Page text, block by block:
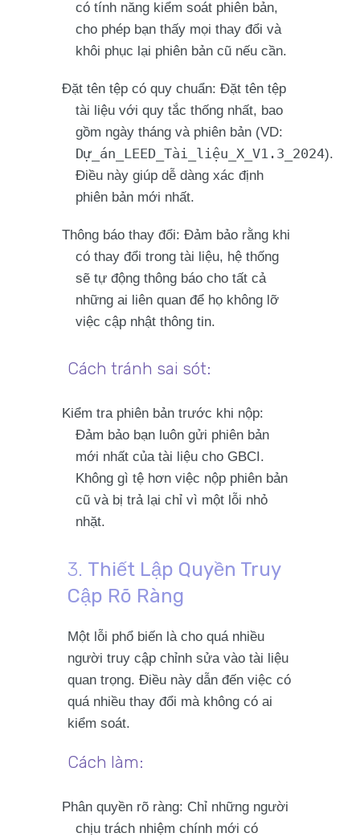
có tính năng kiểm soát phiên bản,
cho phép bạn thấy mọi thay đổi và
khôi phục lại phiên bản cũ nếu cần.
Đặt tên tệp có quy chuẩn: Đặt tên tệp
tài liệu với quy tắc thống nhất, bao
gồm ngày tháng và phiên bản (VD:
Dự_án_LEED_Tài_liệu_X_V1.3_2024).
Điều này giúp dễ dàng xác định
phiên bản mới nhất.
Thông báo thay đổi: Đảm bảo rằng khi
có thay đổi trong tài liệu, hệ thống
sẽ tự động thông báo cho tất cả
những ai liên quan để họ không lỡ
việc cập nhật thông tin.
Cách tránh sai sót:
Kiểm tra phiên bản trước khi nộp:
Đảm bảo bạn luôn gửi phiên bản
mới nhất của tài liệu cho GBCI.
Không gì tệ hơn việc nộp phiên bản
cũ và bị trả lại chỉ vì một lỗi nhỏ
nhặt.
3. Thiết Lập Quyền Truy
Cập Rõ Ràng
Một lỗi phổ biến là cho quá nhiều
người truy cập chỉnh sửa vào tài liệu
quan trọng. Điều này dẫn đến việc có
quá nhiều thay đổi mà không có ai
kiểm soát.
Cách làm:
Phân quyền rõ ràng: Chỉ những người
chịu trách nhiệm chính mới có